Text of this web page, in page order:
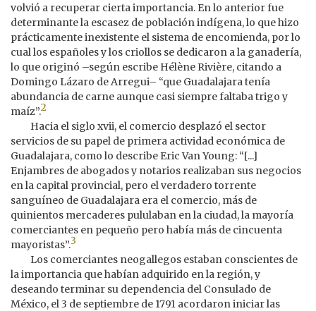
volvió a recuperar cierta importancia. En lo anterior fue
determinante la escasez de población indígena, lo que hizo
prácticamente inexistente el sistema de encomienda, por lo
cual los españoles y los criollos se dedicaron a la ganadería,
lo que originó –según escribe Hélène Rivière, citando a
Domingo Lázaro de Arregui– “que Guadalajara tenía
abundancia de carne aunque casi siempre faltaba trigo y
maíz”.2
Hacia el siglo xvii, el comercio desplazó el sector
servicios de su papel de primera actividad económica de
Guadalajara, como lo describe Eric Van Young: “[...]
Enjambres de abogados y notarios realizaban sus negocios
en la capital provincial, pero el verdadero torrente
sanguíneo de Guadalajara era el comercio, más de
quinientos mercaderes pululaban en la ciudad, la mayoría
comerciantes en pequeño pero había más de cincuenta
mayoristas”.3
Los comerciantes neogallegos estaban conscientes de
la importancia que habían adquirido en la región, y
deseando terminar su dependencia del Consulado de
México, el 3 de septiembre de 1791 acordaron iniciar las